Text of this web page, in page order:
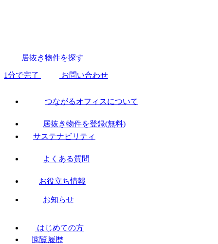
居抜き物件を探す
1分で完了 お問い合わせ
つながるオフィスについて
居抜き物件を登録(無料)
サステナビリティ
よくある質問
お役立ち情報
お知らせ
はじめての方
閲覧履歴